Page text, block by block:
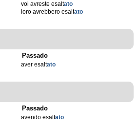
voi avreste esaltato
loro avrebbero esaltato
Passado
aver esaltato
Passado
avendo esaltato